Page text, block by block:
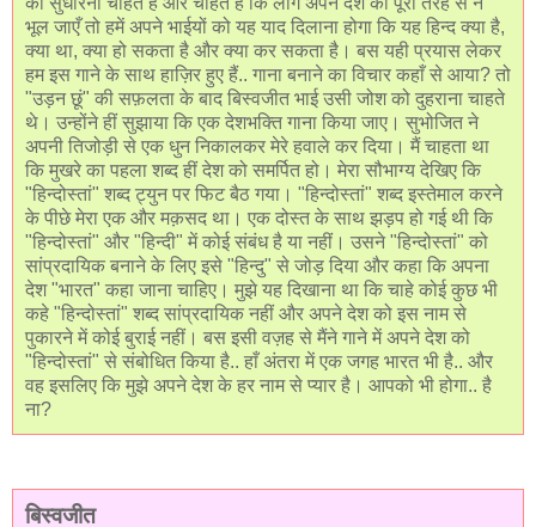
भूल जाएँ तो हमें अपने भाईयों को यह याद दिलाना होगा कि यह हिन्द क्या है,
क्या था, क्या हो सकता है और क्या कर सकता है। बस यही प्रयास लेकर
हम इस गाने के साथ हाज़िर हुए हैं.. गाना बनाने का विचार कहाँ से आया? तो
"उड़न छूं" की सफ़लता के बाद बिस्वजीत भाई उसी जोश को दुहराना चाहते
थे। उन्होंने हीं सुझाया कि एक देशभक्ति गाना किया जाए। सुभोजित ने
अपनी तिजोड़ी से एक धुन निकालकर मेरे हवाले कर दिया। मैं चाहता था
कि मुखरे का पहला शब्द हीं देश को समर्पित हो। मेरा सौभाग्य देखिए कि
"हिन्दोस्तां" शब्द ट्युन पर फिट बैठ गया। "हिन्दोस्तां" शब्द इस्तेमाल करने
के पीछे मेरा एक और मक़सद था। एक दोस्त के साथ झड़प हो गई थी कि
"हिन्दोस्तां" और "हिन्दी" में कोई संबंध है या नहीं। उसने "हिन्दोस्तां" को
सांप्रदायिक बनाने के लिए इसे "हिन्दु" से जोड़ दिया और कहा कि अपना
देश "भारत" कहा जाना चाहिए। मुझे यह दिखाना था कि चाहे कोई कुछ भी
कहे "हिन्दोस्तां" शब्द सांप्रदायिक नहीं और अपने देश को इस नाम से
पुकारने में कोई बुराई नहीं। बस इसी वज़ह से मैंने गाने में अपने देश को
"हिन्दोस्तां" से संबोधित किया है.. हाँ अंतरा में एक जगह भारत भी है.. और
वह इसलिए कि मुझे अपने देश के हर नाम से प्यार है। आपको भी होगा.. है
ना?
बिस्वजीत